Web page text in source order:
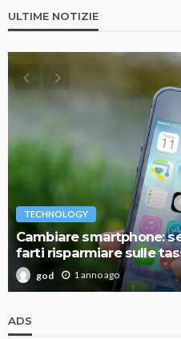
ULTIME NOTIZIE
TECHNOLOGY
Cambiare smartphone:
farti risparmiare sulle
god 1 anno ago
ADS